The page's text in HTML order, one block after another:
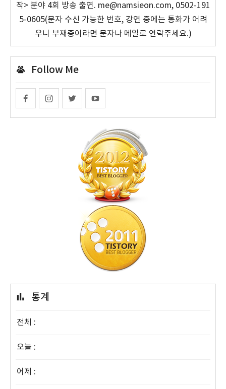
작> 분야 4회 방송 출연. me@namsieon.com, 0502-191
5-0605(문자 수신 가능한 번호, 강연 중에는 통화가 어려
우니 부재중이라면 문자나 메일로 연락주세요.)
Follow Me
통계
전체 :
오늘 :
어제 :